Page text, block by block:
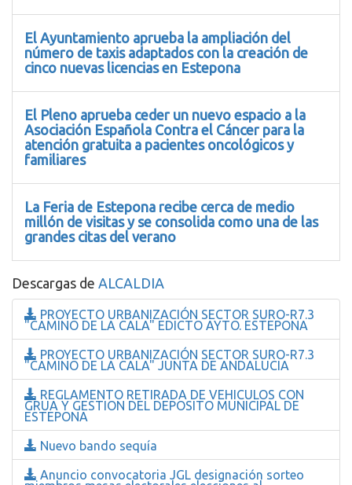
El Ayuntamiento aprueba la ampliación del
número de taxis adaptados con la creación de
cinco nuevas licencias en Estepona
El Pleno aprueba ceder un nuevo espacio a la
Asociación Española Contra el Cáncer para la
atención gratuita a pacientes oncológicos y
familiares
La Feria de Estepona recibe cerca de medio
millón de visitas y se consolida como una de las
grandes citas del verano
Descargas de ALCALDIA
PROYECTO URBANIZACIÓN SECTOR SURO-R7.3
"CAMINO DE LA CALA" EDICTO AYTO. ESTEPONA
PROYECTO URBANIZACIÓN SECTOR SURO-R7.3
"CAMINO DE LA CALA" JUNTA DE ANDALUCIA
REGLAMENTO RETIRADA DE VEHICULOS CON
GRUA Y GESTION DEL DEPOSITO MUNICIPAL DE
ESTEPONA
Nuevo bando sequía
Anuncio convocatoria JGL designación sorteo